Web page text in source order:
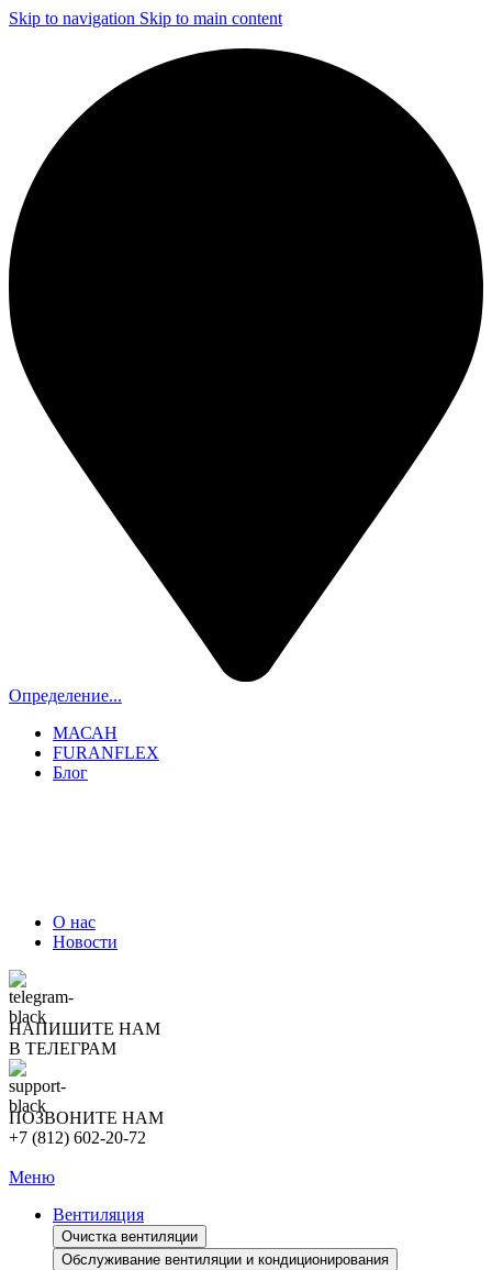
Skip to navigation Skip to main content
Определение...
МАСАН
FURANFLEX
Блог
О нас
Новости
НАПИШИТЕ НАМ
В ТЕЛЕГРАМ
ПОЗВОНИТЕ НАМ
+7 (812) 602-20-72
Меню
Вентиляция
Очистка вентиляции
Обслуживание вентиляции и кондиционирования